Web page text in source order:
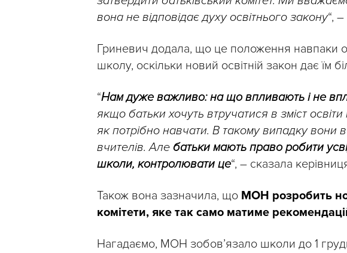
вона не відповідає духу освітнього закону“,
Гриневич додала, що це положення навпаки
школу, оскільки новий освітній закон дає їм
“Нам дуже важливо: на що впливають і не
якщо батьки хочуть втручатися в зміст освіти
як потрібно навчати. В такому випадку вони
вчителів. Але батьки мають право робити
школи, контролювати це“, – сказала
Також вона зазначила, що МОН розробить
комітети, яке так само матиме
Нагадаємо, МОН зобов’язало школи до 1